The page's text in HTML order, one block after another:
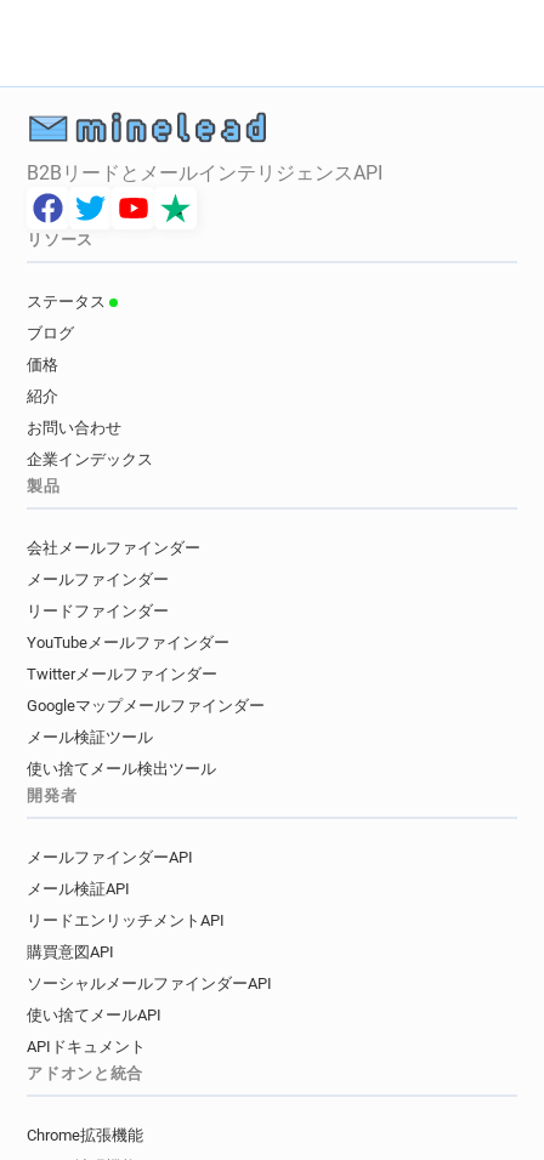
B2BリードとメールインテリジェンスAPI
リソース
ステータス
ブログ
価格
紹介
お問い合わせ
企業インデックス
製品
会社メールファインダー
メールファインダー
リードファインダー
YouTubeメールファインダー
Twitterメールファインダー
Googleマップメールファインダー
メール検証ツール
使い捨てメール検出ツール
開発者
メールファインダーAPI
メール検証API
リードエンリッチメントAPI
購買意図API
ソーシャルメールファインダーAPI
使い捨てメールAPI
APIドキュメント
アドオンと統合
Chrome拡張機能